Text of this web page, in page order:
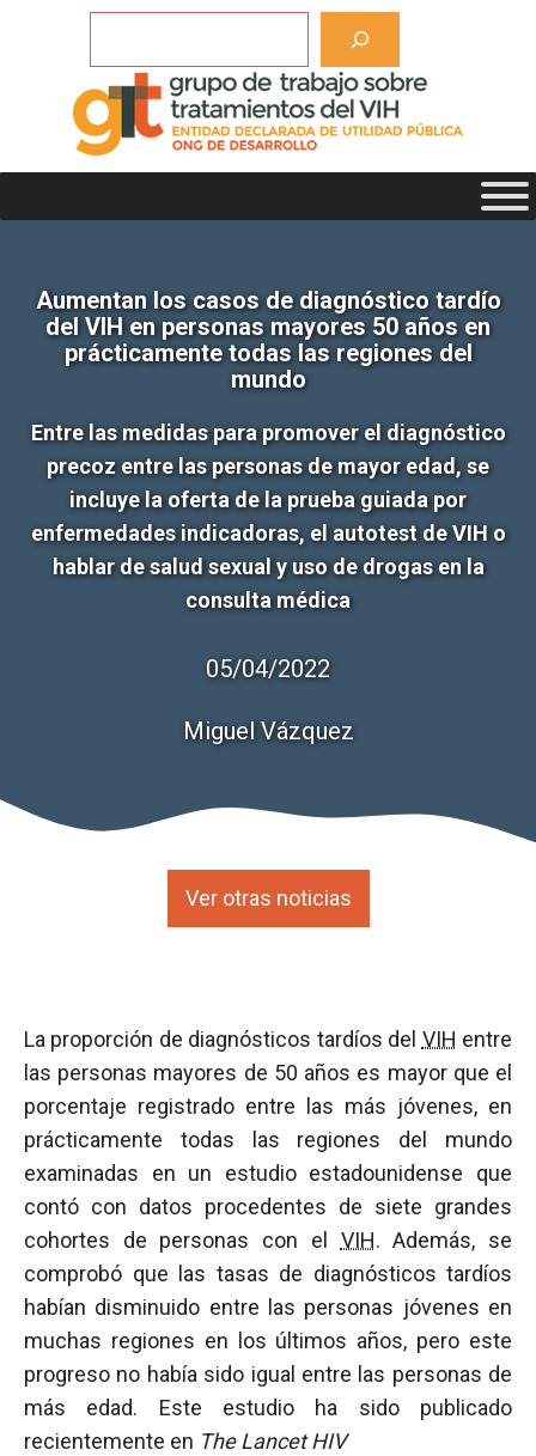
Aumentan los casos de diagnóstico tardío
del VIH en personas mayores 50 años en
prácticamente todas las regiones del
mundo
Entre las medidas para promover el diagnóstico
precoz entre las personas de mayor edad, se
incluye la oferta de la prueba guiada por
enfermedades indicadoras, el autotest de VIH o
hablar de salud sexual y uso de drogas en la
consulta médica
05/04/2022
Miguel Vázquez
Ver otras noticias
La proporción de diagnósticos tardíos del VIH entre
las personas mayores de 50 años es mayor que el
porcentaje registrado entre las más jóvenes, en
prácticamente todas las regiones del mundo
examinadas en un estudio estadounidense que
contó con datos procedentes de siete grandes
cohortes de personas con el VIH. Además, se
comprobó que las tasas de diagnósticos tardíos
habían disminuido entre las personas jóvenes en
muchas regiones en los últimos años, pero este
progreso no había sido igual entre las personas de
más edad. Este estudio ha sido publicado
recientemente en The Lancet HIV